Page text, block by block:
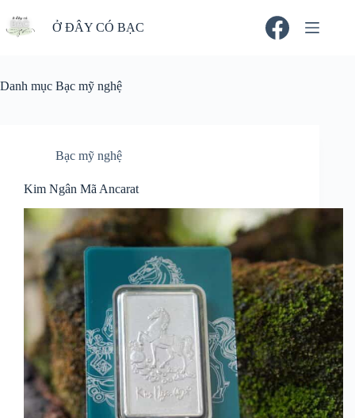
đến
phần
Ở ĐÂY CÓ BẠC
Danh mục Bạc mỹ nghệ
Bạc mỹ nghệ
Kim Ngân Mã Ancarat